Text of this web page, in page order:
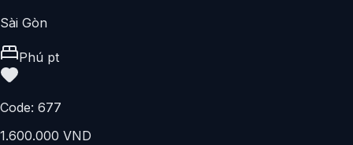
Sài Gòn
Phú pt
Code: 677
1.600.000 VND